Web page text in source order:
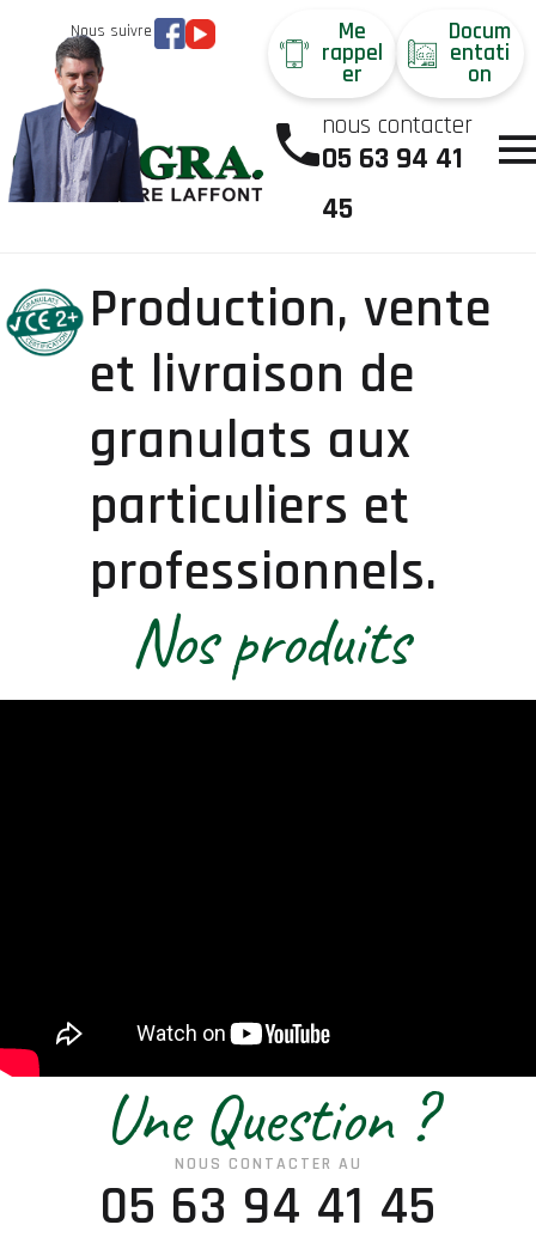
Nous suivre Me
rappel
er
Docum
entati
on
nous contacter
05 63 94 41
45
Production, vente
et livraison de
granulats aux
particuliers et
professionnels.
Nos produits
Une Question ?
NOUS CONTACTER AU
05 63 94 41 45